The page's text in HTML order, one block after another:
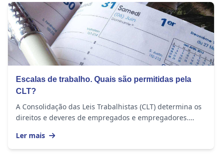
Escalas de trabalho. Quais são permitidas pela
CLT?
A Consolidação das Leis Trabalhistas (CLT) determina os
direitos e deveres de empregados e empregadores.
Ler mais